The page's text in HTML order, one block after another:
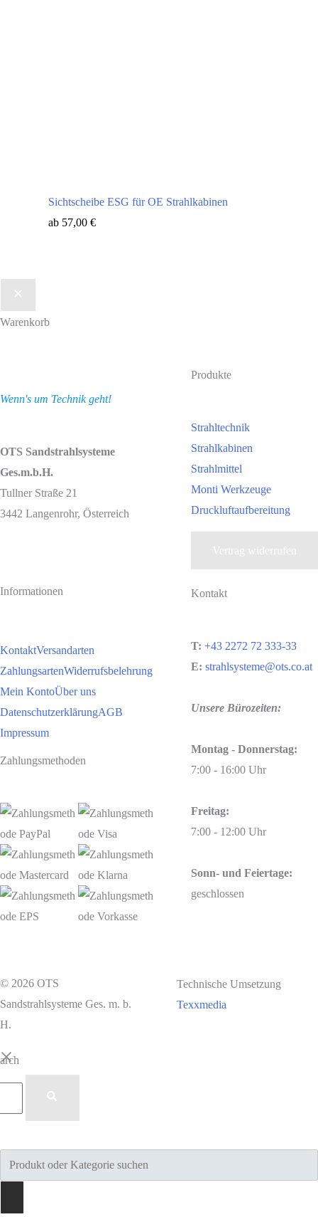
Sichtscheibe ESG für OE Strahlkabinen
ab 57,00 €
Warenkorb
Wenn's um Technik geht!
OTS Sandstrahlsysteme
Ges.m.b.H.
Tullner Straße 21
3442 Langenrohr, Österreich
Produkte
Strahltechnik
Strahlkabinen
Strahlmittel
Monti Werkzeuge
Druckluftaufbereitung
Vertrag widerrufen
Informationen
KontaktVersandarten
ZahlungsartenWiderrufsbelehrung
Mein KontoÜber uns
DatenschutzerklärungAGB
Impressum
Zahlungsmethoden
Kontakt
T: +43 2272 72 333-33
E: strahlsysteme@ots.co.at
Unsere Bürozeiten:
Montag - Donnerstag:
7:00 - 16:00 Uhr
Freitag:
7:00 - 12:00 Uhr
Sonn- und Feiertage:
geschlossen
© 2026 OTS
Sandstrahlsysteme Ges. m. b.
H.
Technische Umsetzung
Texxmedia
Products
search